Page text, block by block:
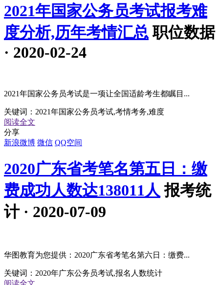
2021年国家公务员考试报考难
度分析,历年考情汇总 职位数据
· 2020-02-24
2021年国家公务员考试是一项让全国适龄考生都瞩目...
关键词： 2021年国家公务员考试,考情考务,难度
阅读全文
分享
新浪微博 微信 QQ空间
2020广东省考笔名第五日：缴
费成功人数达138011人 报考统
计 · 2020-07-09
华图教育为您提供：2020广东省考笔名第六日：缴费...
关键词： 2020年广东公务员考试,报名人数统计
阅读全文